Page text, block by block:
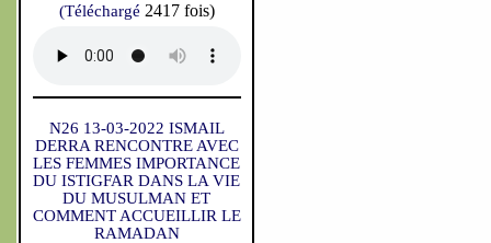
(Téléchargé 2417 fois)
N26 13-03-2022 ISMAIL
DERRA RENCONTRE AVEC
LES FEMMES IMPORTANCE
DU ISTIGFAR DANS LA VIE
DU MUSULMAN ET
COMMENT ACCUEILLIR LE
RAMADAN